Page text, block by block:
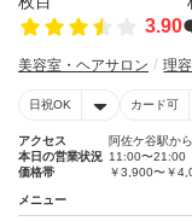
3.90
美容室・ヘアサロン 理
日祝OK カード可
アクセス
阿佐ケ谷駅か
本日の営業状況 11:00〜21:00
価格帯
￥3,900〜￥
メニュー